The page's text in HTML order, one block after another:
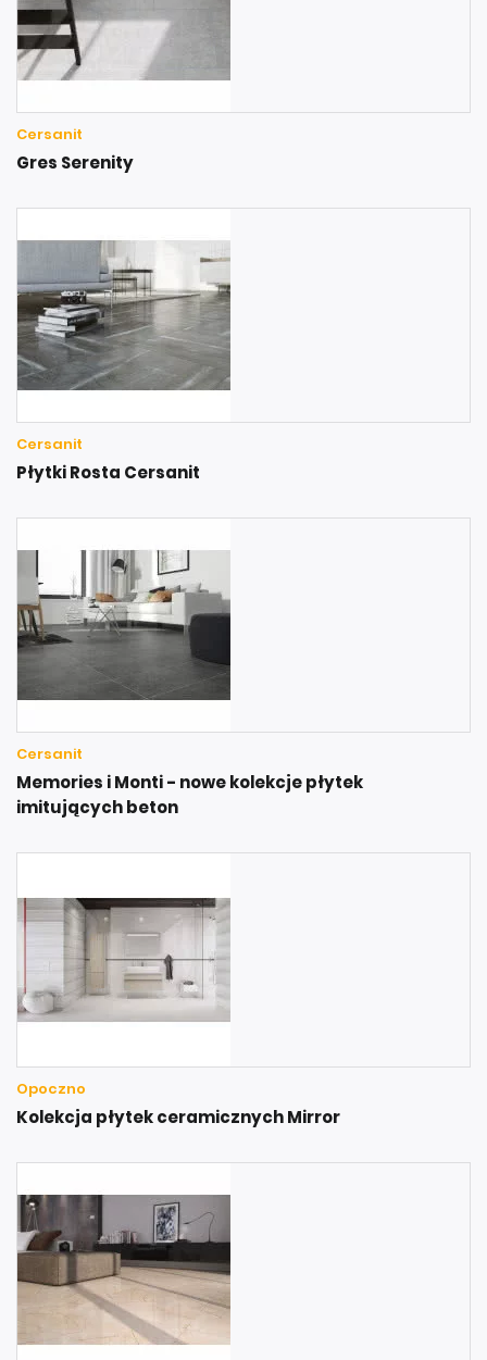
Cersanit
Gres Serenity
Cersanit
Płytki Rosta Cersanit
Cersanit
Memories i Monti - nowe kolekcje płytek
imitujących beton
Opoczno
Kolekcja płytek ceramicznych Mirror